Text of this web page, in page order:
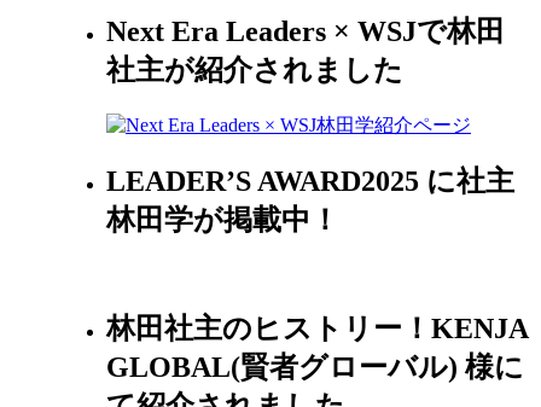
Next Era Leaders × WSJで林田
社主が紹介されました
LEADER’S AWARD2025 に社主
林田学が掲載中！
林田社主のヒストリー！KENJA
GLOBAL(賢者グローバル) 様に